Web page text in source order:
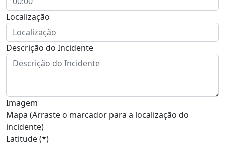
Localização
Descrição do Incidente
Imagem
Mapa (Arraste o marcador para a localização do
incidente)
Latitude (*)